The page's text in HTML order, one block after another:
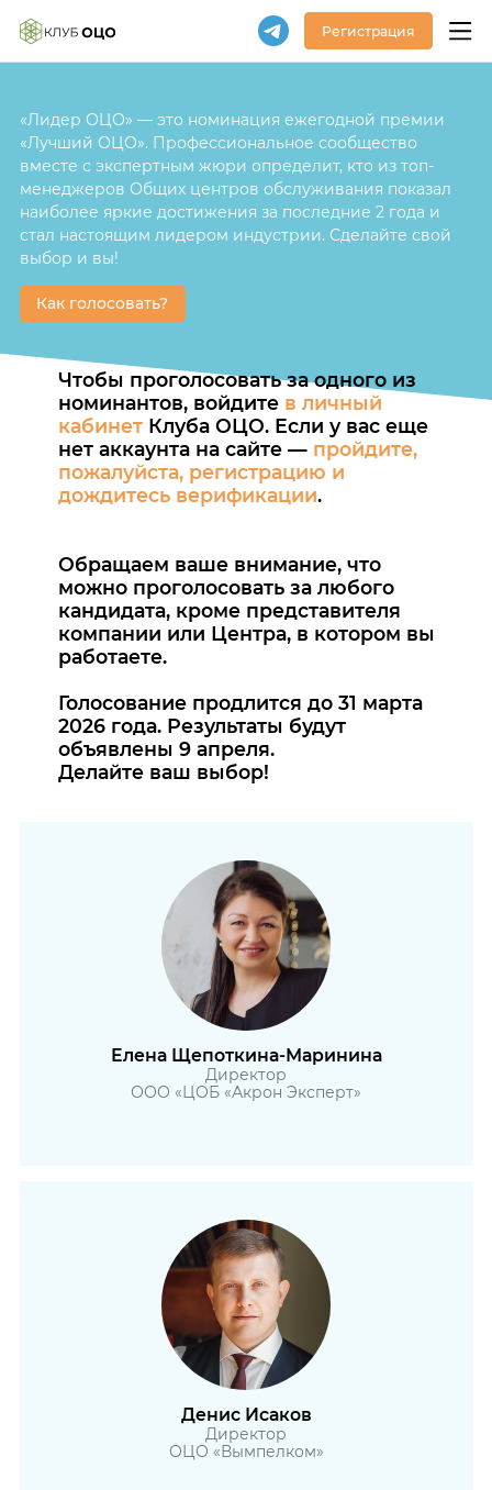
Регистрация
«Лидер ОЦО» — это номинация ежегодной премии
«Лучший ОЦО». Профессиональное сообщество
вместе с экспертным жюри определит, кто из топ-
менеджеров Общих центров обслуживания показал
наиболее яркие достижения за последние 2 года и
стал настоящим лидером индустрии. Сделайте свой
выбор и вы!
Как голосовать?
Чтобы проголосовать за одного из
номинантов, войдите в личный
кабинетКлуба ОЦО. Если у вас еще
нет аккаунта на сайте — пройдите,
пожалуйста, регистрацию и
дождитесь верификации.
Обращаем ваше внимание, что
можно проголосовать за любого
кандидата, кроме представителя
компании или Центра, в котором вы
работаете.
Голосование продлится до 31 марта
2026 года. Результаты будут
объявлены 9 апреля.
Делайте ваш выбор!
Елена Щепоткина-Маринина
Директор
ООО «ЦОБ «Акрон Эксперт»
Денис Исаков
Директор
ОЦО «Вымпелком»